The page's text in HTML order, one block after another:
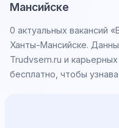
Мансийске
0 актуальных вакансий
Ханты-Мансийске.
Trudvsem.ru и
бесплатно, чтобы